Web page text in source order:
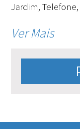
Jardim,
Ver Mais